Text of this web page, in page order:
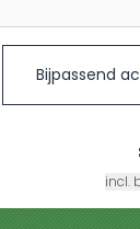
Bijpassend
incl.